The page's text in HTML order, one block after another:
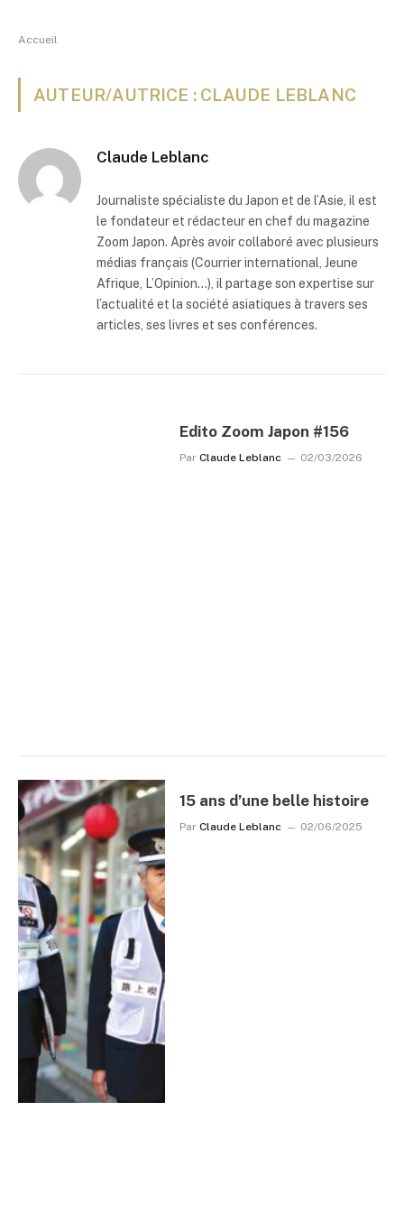
Accueil
AUTEUR/AUTRICE : CLAUDE LEBLANC
Claude Leblanc
Journaliste spécialiste du Japon et de l’Asie, il est
le fondateur et rédacteur en chef du magazine
Zoom Japon. Après avoir collaboré avec plusieurs
médias français (Courrier international, Jeune
Afrique, L’Opinion…), il partage son expertise sur
l’actualité et la société asiatiques à travers ses
articles, ses livres et ses conférences.
Edito Zoom Japon #156
Par Claude Leblanc 02/03/2026
15 ans d’une belle histoire
Par Claude Leblanc 02/06/2025